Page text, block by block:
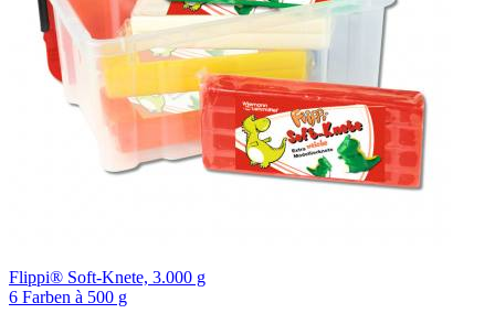
Flippi® Soft-Knete, 3.000 g
6 Farben à 500 g